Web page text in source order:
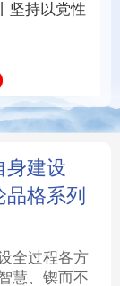
政务
数字经济
溯源中国
会展
悦读
坚持以党性
身建设
格系列
全过程各方
慧、锲而不